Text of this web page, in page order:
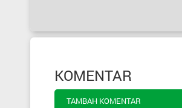
KOMENTAR
TAMBAH KOMENTAR